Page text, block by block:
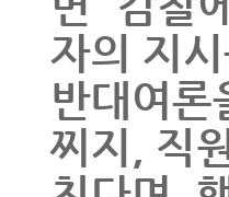
자의 지
반대여론
찌지, 직